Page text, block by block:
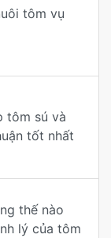
tôm vụ
tôm sú và
tốt nhất
thế nào
lý của tôm